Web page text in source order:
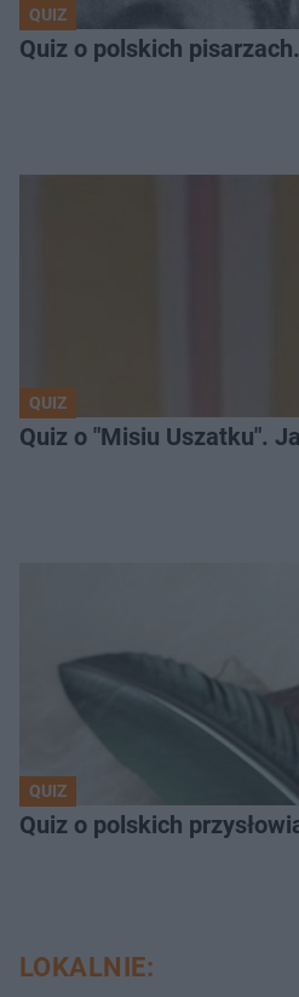
QUIZ
Quiz o polskich
QUIZ
Quiz o "Misiu Uszatku".
QUIZ
Quiz o polskich
LOKALNIE: